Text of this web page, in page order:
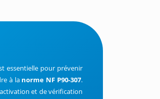
essentielle pour prévenir
à la norme NF P90-307.
et de vérification